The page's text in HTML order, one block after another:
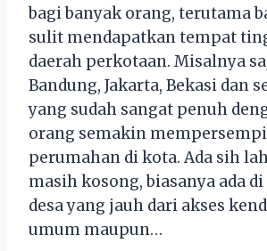
bagi banyak orang, terutama
sulit mendapatkan tempat
daerah perkotaan. Misalnya
Bandung, Jakarta, Bekasi dan
yang sudah sangat penuh
orang semakin
perumahan di kota. Ada sih
masih kosong, biasanya ada
desa yang jauh dari akses
umum maupun…